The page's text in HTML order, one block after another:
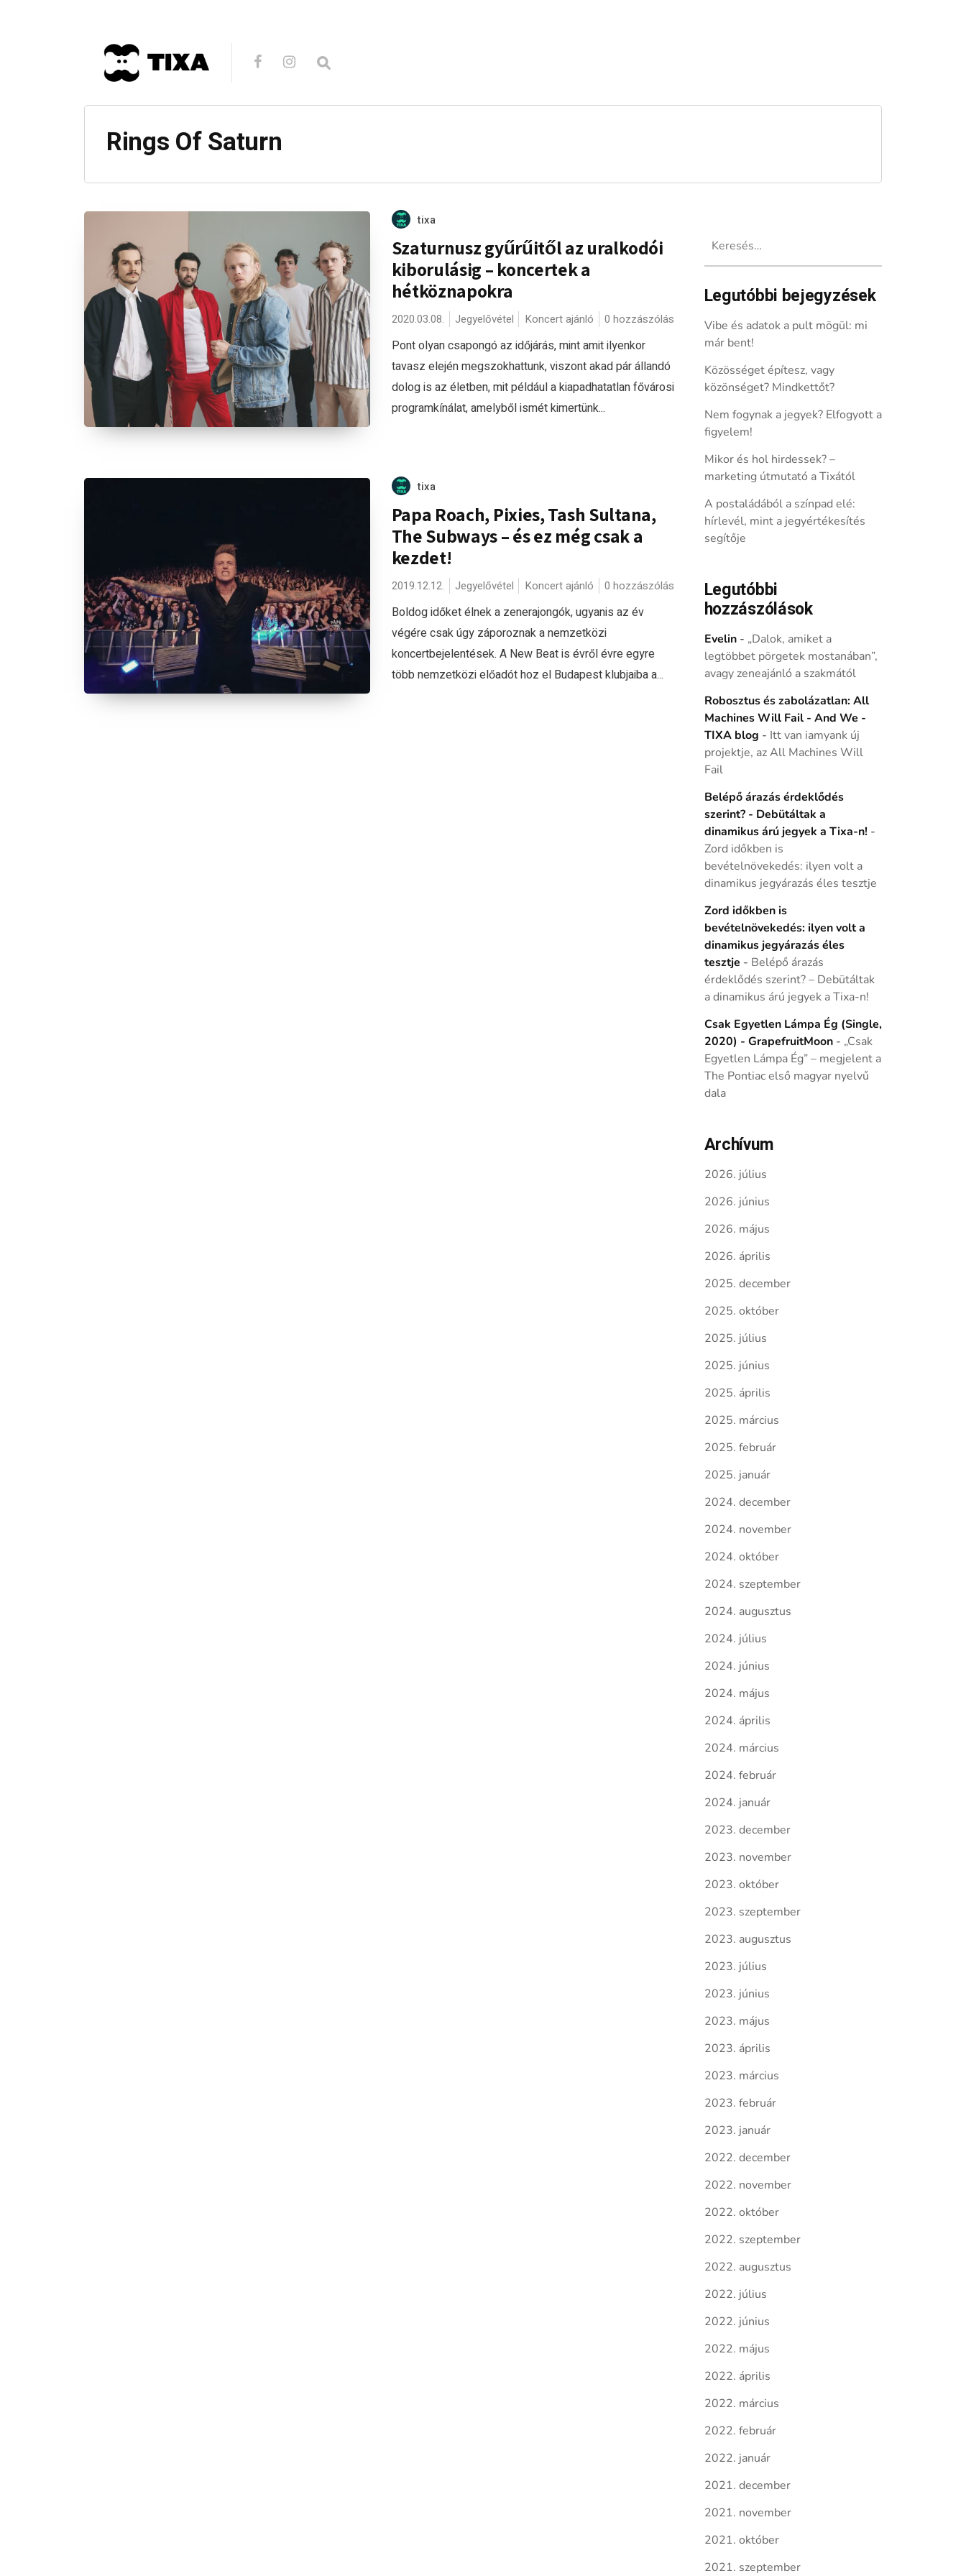
Rings Of Saturn
tixa
Szaturnusz gyűrűitől az uralkodói
kiborulásig – koncertek a
hétköznapokra
2020.03.08. Jegyelővétel Koncert ajánló 0 hozzászólás
Pont olyan csapongó az időjárás, mint amit ilyenkor
tavasz elején megszokhattunk, viszont akad pár állandó
dolog is az életben, mit például a kiapadhatatlan fővárosi
programkínálat, amelyből ismét kimertünk...
tixa
Papa Roach, Pixies, Tash Sultana,
The Subways – és ez még csak a
kezdet!
2019.12.12. Jegyelővétel Koncert ajánló 0 hozzászólás
Boldog időket élnek a zenerajongók, ugyanis az év
végére csak úgy záporoznak a nemzetközi
koncertbejelentések. A New Beat is évről évre egyre
több nemzetközi előadót hoz el Budapest klubjaiba a...
Legutóbbi bejegyzések
Vibe és adatok a pult mögül: mi
már bent!
Közösséget építesz, vagy
közönséget? Mindkettőt?
Nem fogynak a jegyek? Elfogyott a
figyelem!
Mikor és hol hirdessek? –
marketing útmutató a Tixától
A postaládából a színpad elé:
hírlevél, mint a jegyértékesítés
segítője
Legutóbbi
hozzászólások
Evelin- „Dalok, amiket a
legtöbbet pörgetek mostanában”,
avagy zeneajánló a szakmától
Robosztus és zabolázatlan: All
Machines Will Fail - And We -
TIXA blog - Itt van iamyank új
projektje, az All Machines Will
Fail
Belépő árazás érdeklődés
szerint? - Debütáltak a
dinamikus árú jegyek a Tixa-n! -
Zord időkben is
bevételnövekedés: ilyen volt a
dinamikus jegyárazás éles tesztje
Zord időkben is
bevételnövekedés: ilyen volt a
dinamikus jegyárazás éles
tesztje - Belépő árazás
érdeklődés szerint? – Debütáltak
a dinamikus árú jegyek a Tixa-n!
Csak Egyetlen Lámpa Ég (Single,
2020) - GrapefruitMoon- „Csak
Egyetlen Lámpa Ég” – megjelent a
The Pontiac első magyar nyelvű
dala
Archívum
2026. július
2026. június
2026. május
2026. április
2025. december
2025. október
2025. július
2025. június
2025. április
2025. március
2025. február
2025. január
2024. december
2024. november
2024. október
2024. szeptember
2024. augusztus
2024. július
2024. június
2024. május
2024. április
2024. március
2024. február
2024. január
2023. december
2023. november
2023. október
2023. szeptember
2023. augusztus
2023. július
2023. június
2023. május
2023. április
2023. március
2023. február
2023. január
2022. december
2022. november
2022. október
2022. szeptember
2022. augusztus
2022. július
2022. június
2022. május
2022. április
2022. március
2022. február
2022. január
2021. december
2021. november
2021. október
2021. szeptember